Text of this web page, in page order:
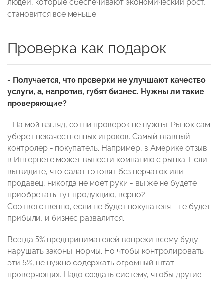
людей, которые обеспечивают экономический рост,
становится все меньше.
Проверка как подарок
- Получается, что проверки не улучшают качество
услуги, а, напротив, губят бизнес. Нужны ли такие
проверяющие?
- На мой взгляд, сотни проверок не нужны. Рынок сам
уберет некачественных игроков. Самый главный
контролер - покупатель. Например, в Америке отзыв
в Интернете может вынести компанию с рынка. Если
вы видите, что салат готовят без перчаток или
продавец, никогда не моет руки - вы же не будете
приобретать тут продукцию, верно?
Соответственно, если не будет покупателя - не будет
прибыли, и бизнес развалится.
Всегда 5% предпринимателей вопреки всему будут
нарушать законы, нормы. Но чтобы контролировать
эти 5%, не нужно содержать огромный штат
проверяющих. Надо создать систему, чтобы другие